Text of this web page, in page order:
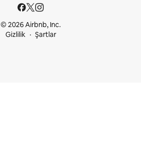
© 2026 Airbnb, Inc.
Gizlilik
Şartlar